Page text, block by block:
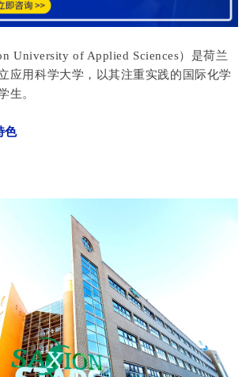
University of Applied Sciences）是荷兰
应用科学大学，以其注重实践的国际化学
生。
色